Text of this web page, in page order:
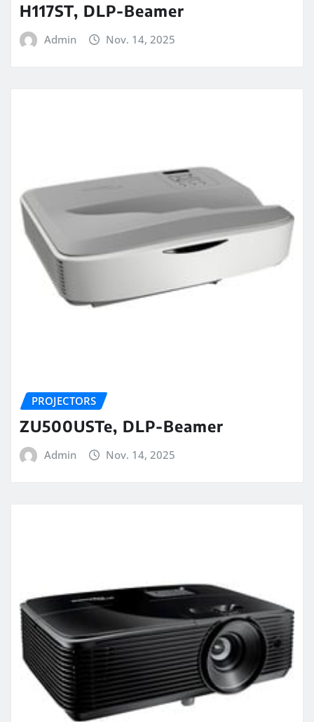
H117ST, DLP-Beamer
Admin Nov. 14, 2025
PROJECTORS
ZU500USTe, DLP-Beamer
Admin Nov. 14, 2025